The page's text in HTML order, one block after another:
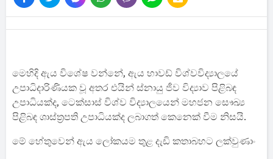
මෙහිදි ඇය විශේෂ වන්නේ, ඇය හාවඩ් විශ්වවිද්‍යාලයේ
උපාධිදාරිණියක වූ අතර එයින් ස්නායු ජීව විද්‍යාව පිළිබඳ
උපාධියක්ද, ටෙක්සාස් විශ්ව විද්‍යාලයෙන් මහජන සෞඛ්‍ය
පිළිබඳ ශාස්ත්‍රපති උපාධියක්ද ලබාගත් කෙනෙක් වීම නිසයි.
මේ හේතුවෙන් ඇය ලෝකයම තුළ දැඩි කතාබහට ලක්වුණාං